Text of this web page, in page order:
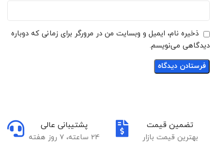
ذخیره نام، ایمیل و وبسایت من در مرورگر برای زمانی که دوباره
دیدگاهی می‌نویسم.
تضمین قیمت
بهترین قیمت بازار
پشتیبانی عالی
24 ساعته، 7 روز هفته